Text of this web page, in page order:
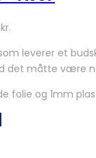
kr.
leverer et
det måtte være
folie og 1mm
Dette